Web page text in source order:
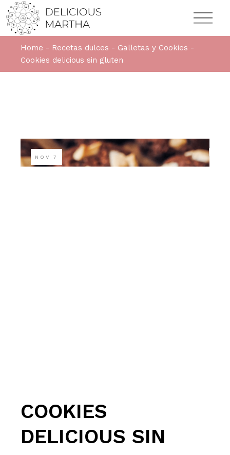
Home Recetas dulces
Galletas y Cookies
Cookies delicious sin gluten
NOV 7
COOKIES
DELICIOUS SIN